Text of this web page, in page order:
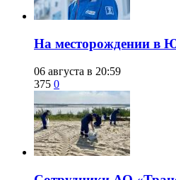
​На месторождении в
06 августа в 20:59
375 0